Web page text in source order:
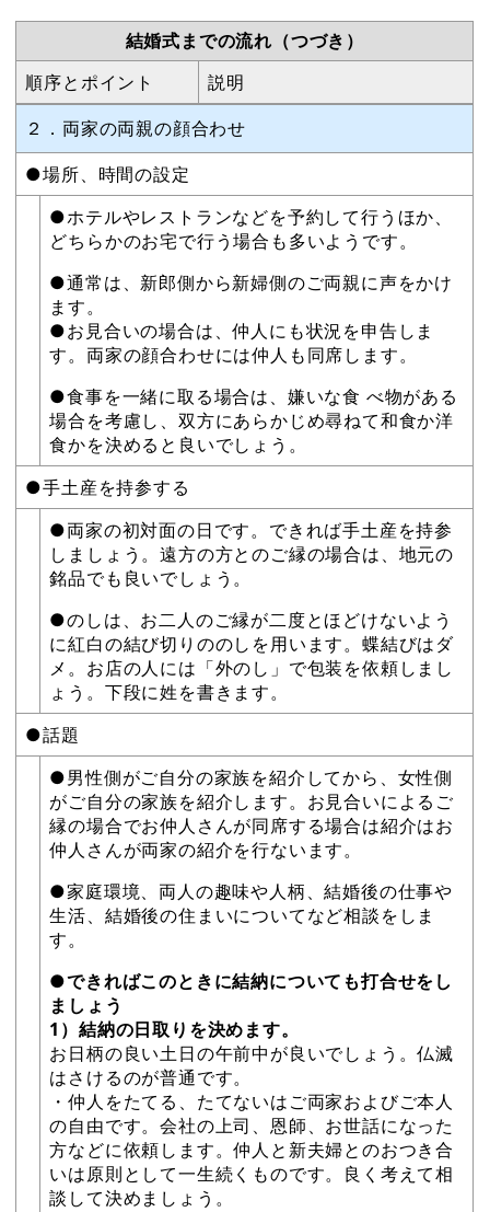
結婚式までの流れ（つづき）
順序とポイント
説明
２．両家の両親の顔合わせ
●場所、時間の設定
●ホテルやレストランなどを予約して行うほか、
どちらかのお宅で行う場合も多いようです。
●通常は、新郎側から新婦側のご両親に声をかけ
ます。
●お見合いの場合は、仲人にも状況を申告しま
す。両家の顔合わせには仲人も同席します。
●食事を一緒に取る場合は、嫌いな食 べ物がある
場合を考慮し、双方にあらかじめ尋ねて和食か洋
食かを決めると良いでしょう。
●手土産を持参する
●両家の初対面の日です。できれば手土産を持参
しましょう。遠方の方とのご縁の場合は、地元の
銘品でも良いでしょう。
●のしは、お二人のご縁が二度とほどけないよう
に紅白の結び切りののしを用います。蝶結びはダ
メ。お店の人には「外のし」で包装を依頼しまし
ょう。下段に姓を書きます。
●話題
●男性側がご自分の家族を紹介してから、女性側
がご自分の家族を紹介します。お見合いによるご
縁の場合でお仲人さんが同席する場合は紹介はお
仲人さんが両家の紹介を行ないます。
●家庭環境、両人の趣味や人柄、結婚後の仕事や
生活、結婚後の住まいについてなど相談をしま
す。
●できればこのときに結納についても打合せをし
ましょう
1）結納の日取りを決めます。
お日柄の良い土日の午前中が良いでしょう。仏滅
はさけるのが普通です。
・仲人をたてる、たてないはご両家およびご本人
の自由です。会社の上司、恩師、お世話になった
方などに依頼します。仲人と新夫婦とのおつき合
いは原則として一生続くものです。良く考えて相
談して決めましょう。